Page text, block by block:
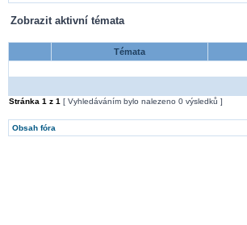
Zobrazit aktivní témata
Témata
Stránka 1 z 1 [ Vyhledáváním bylo nalezeno 0 výsledků ]
Obsah fóra